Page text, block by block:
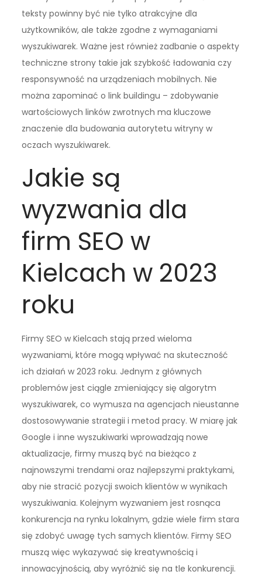
teksty powinny być nie tylko atrakcyjne dla
użytkowników, ale także zgodne z wymaganiami
wyszukiwarek. Ważne jest również zadbanie o aspekty
techniczne strony takie jak szybkość ładowania czy
responsywność na urządzeniach mobilnych. Nie
można zapominać o link buildingu – zdobywanie
wartościowych linków zwrotnych ma kluczowe
znaczenie dla budowania autorytetu witryny w
oczach wyszukiwarek.
Jakie są
wyzwania dla
firm SEO w
Kielcach w 2023
roku
Firmy SEO w Kielcach stają przed wieloma
wyzwaniami, które mogą wpływać na skuteczność
ich działań w 2023 roku. Jednym z głównych
problemów jest ciągle zmieniający się algorytm
wyszukiwarek, co wymusza na agencjach nieustanne
dostosowywanie strategii i metod pracy. W miarę jak
Google i inne wyszukiwarki wprowadzają nowe
aktualizacje, firmy muszą być na bieżąco z
najnowszymi trendami oraz najlepszymi praktykami,
aby nie stracić pozycji swoich klientów w wynikach
wyszukiwania. Kolejnym wyzwaniem jest rosnąca
konkurencja na rynku lokalnym, gdzie wiele firm stara
się zdobyć uwagę tych samych klientów. Firmy SEO
muszą więc wykazywać się kreatywnością i
innowacyjnością, aby wyróżnić się na tle konkurencji.